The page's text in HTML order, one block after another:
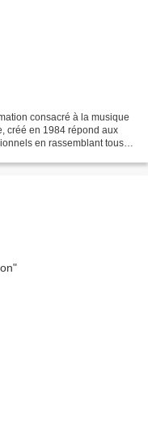
consacré à la musique
créé en 1984 répond aux
en rassemblant tous